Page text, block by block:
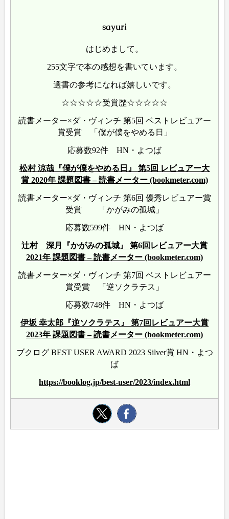
sayuri
はじめまして。
255文字で本の感想を書いています。
選書の参考になれば嬉しいです。
☆☆☆☆☆受賞歴☆☆☆☆☆
読書メーター×ダ・ヴィンチ 第5回 ベストレビュアー
賞受賞 「僕が僕をやめる日」
応募数92件 HN・よつば
松村 涼哉『僕が僕をやめる日』 第5回 レビュアー大
賞 2020年 課題図書 – 読書メーター (bookmeter.com)
読書メーター×ダ・ヴィンチ 第6回 優秀レビュアー賞
受賞 「かがみの孤城」
応募数599件 HN・よつば
辻村 深月『かがみの孤城』 第6回レビュアー大賞
2021年 課題図書 – 読書メーター (bookmeter.com)
読書メーター×ダ・ヴィンチ 第7回 ベストレビュアー
賞受賞 「逆ソクラテス」
応募数748件 HN・よつば
伊坂 幸太郎『逆ソクラテス』 第7回レビュアー大賞
2023年 課題図書 – 読書メーター (bookmeter.com)
ブクログ BEST USER AWARD 2023 Silver賞 HN・よつ
ば
https://booklog.jp/best-user/2023/index.html